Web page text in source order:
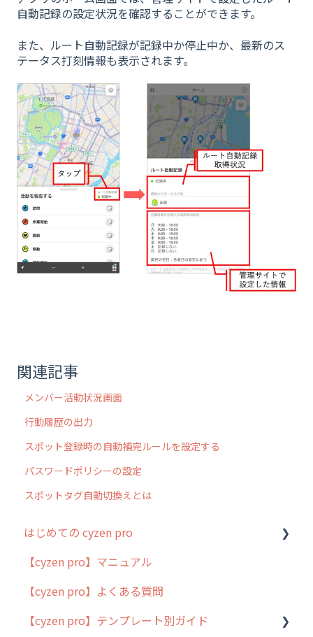
自動記録の設定状況を確認することができます。
また、ルート自動記録が記録中か停止中か、最新のス
テータス打刻情報も表示されます。
関連記事
メンバー活動状況画面
行動履歴の出力
スポット登録時の自動補完ルールを設定する
パスワードポリシーの設定
スポットタグ自動切換えとは
はじめての cyzen pro
cyzen pro とは？
簡易マニュアル
cyzen proの位置情報取得について
【cyzen pro】マニュアル
【cyzen pro】よくある質問
【cyzen pro】テンプレート別ガイド